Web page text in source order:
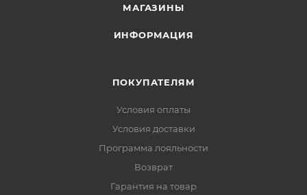
МАГАЗИНЫ
ИНФОРМАЦИЯ
ПОКУПАТЕЛЯМ
Условия оплаты
Условия доставки
Программа лояльности
Возврат
Гарантия на товар